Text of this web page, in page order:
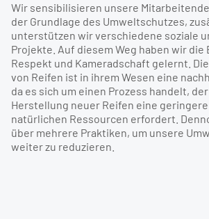
Wir sensibilisieren unsere
der Grundlage des Umweltschutzes,
unterstützen wir verschiedene soziale
Projekte. Auf diesem Weg haben wir die
Respekt und Kameradschaft gelernt.
von Reifen ist in ihrem Wesen eine
da es sich um einen Prozess handelt,
Herstellung neuer Reifen eine
natürlichen Ressourcen erfordert.
über mehrere Praktiken, um unsere
weiter zu reduzieren.